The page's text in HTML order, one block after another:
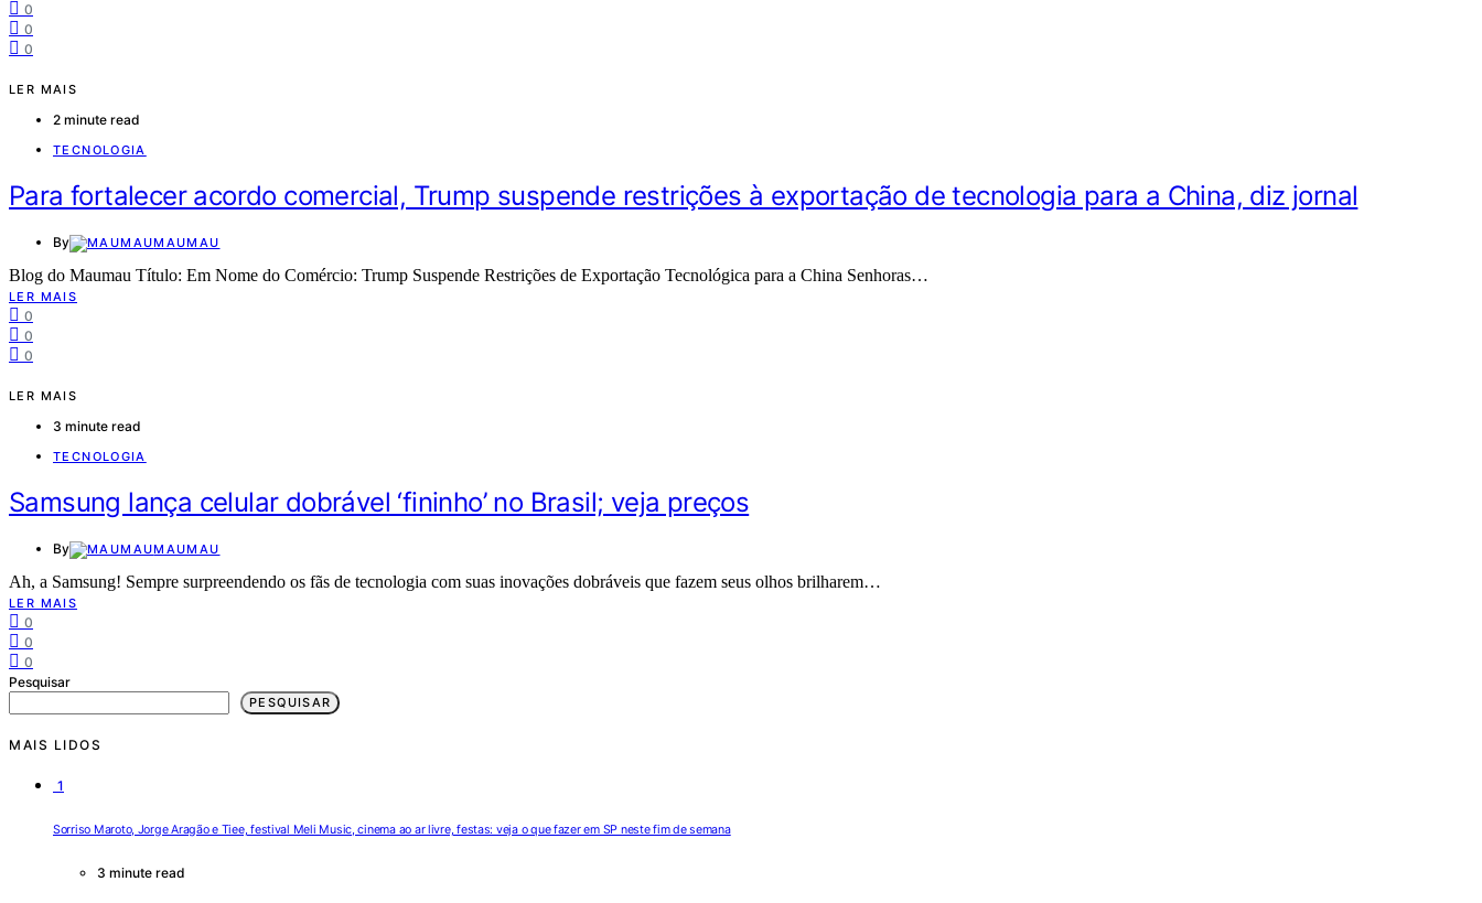
0
0
0
LER MAIS
2 minute read
TECNOLOGIA
Para fortalecer acordo comercial, Trump suspende restrições à exportação de tecnologia para a China, diz jornal
By MAUMAU
Blog do Maumau Título: Em Nome do Comércio: Trump Suspende Restrições de Exportação Tecnológica para a China Senhoras…
LER MAIS
0
0
0
LER MAIS
3 minute read
TECNOLOGIA
Samsung lança celular dobrável ‘fininho’ no Brasil; veja preços
By MAUMAU
Ah, a Samsung! Sempre surpreendendo os fãs de tecnologia com suas inovações dobráveis que fazem seus olhos brilharem…
LER MAIS
0
0
0
Pesquisar
PESQUISAR
MAIS LIDOS
1
Sorriso Maroto, Jorge Aragão e Tiee, festival Meli Music, cinema ao ar livre, festas: veja o que fazer em SP neste fim de semana
3 minute read